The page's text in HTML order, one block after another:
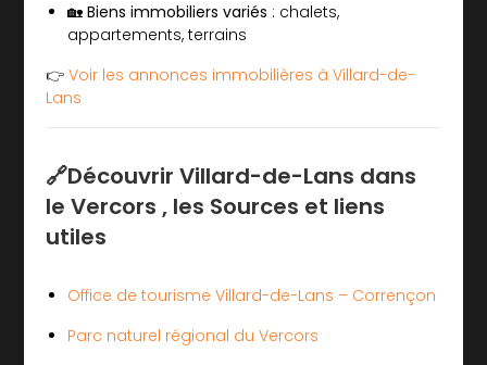
🏡Biens immobiliers variés : chalets,
appartements, terrains
👉Voir les annonces immobilières à Villard-de-
Lans
🔗Découvrir Villard-de-Lans dans
le Vercors , les Sources et liens
utiles
Office de tourisme Villard-de-Lans – Corrençon
Parc naturel régional du Vercors